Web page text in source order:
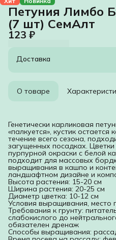
Петуния Лимбо
(7 шт) СемАлт
123 ₽
Доставка
О товаре
Генетически карликовая
«палкуется», кустик
течение всего сезона,
загущенных посадках.
пурпурной окраски с белой
подходит для массовых
выращивания в кашпо и
ландшафтном дизайне и
Высота растения: 15-20 см
Ширина растения: 20-25 см
Диаметр цветка: 10-12 см
Условия выращивания, место
Требования к грунту:
слабокислого до
обязателен дренаж
Способы выращивания: